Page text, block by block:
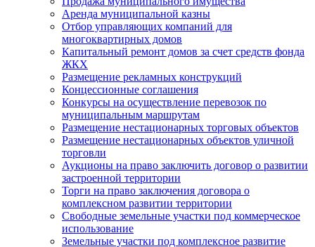
Аренда муниципальной казны
Отбор управляющих компаний для
многоквартирных домов
Капитальный ремонт домов за счет средств фонда
ЖКХ
Размещение рекламных конструкций
Концессионные соглашения
Конкурсы на осуществление перевозок по
муниципальным маршрутам
Размещение нестационарных торговых объектов
Размещение нестационарных объектов уличной
торговли
Аукционы на право заключить договор о развитии
застроенной территории
Торги на право заключения договора о
комплексном развитии территории
Свободные земельные участки под коммерческое
использование
Земельные участки под комплексное развитие